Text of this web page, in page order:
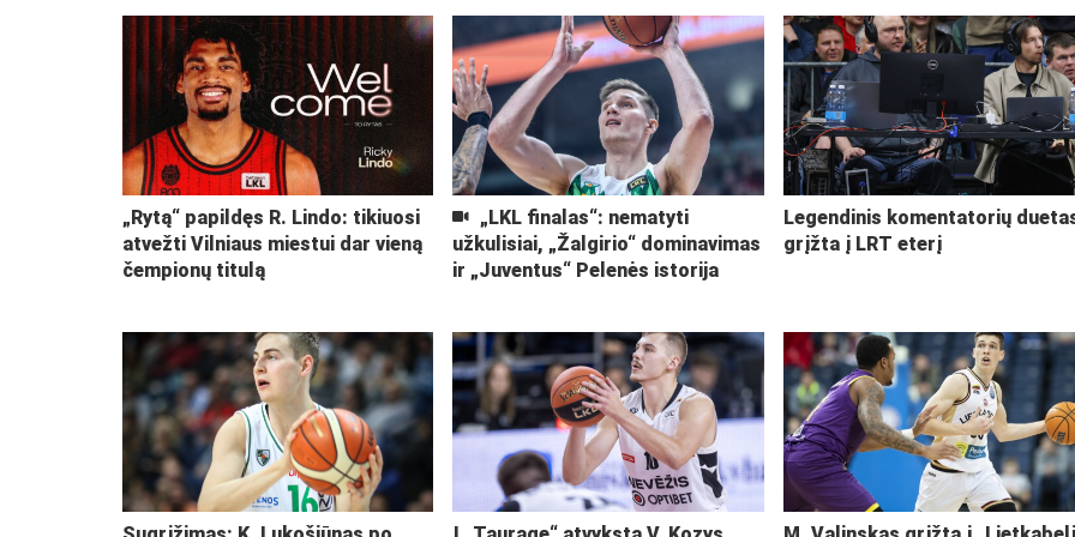
„Rytą“ papildęs R. Lindo: tikiuosi
atvežti Vilniaus miestui dar vieną
čempionų titulą
„LKL finalas“: nematyti
užkulisiai, „Žalgirio“ dominavimas
ir „Juventus“ Pelenės istorija
Legendinis komentatorių
grįžta į LRT eterį